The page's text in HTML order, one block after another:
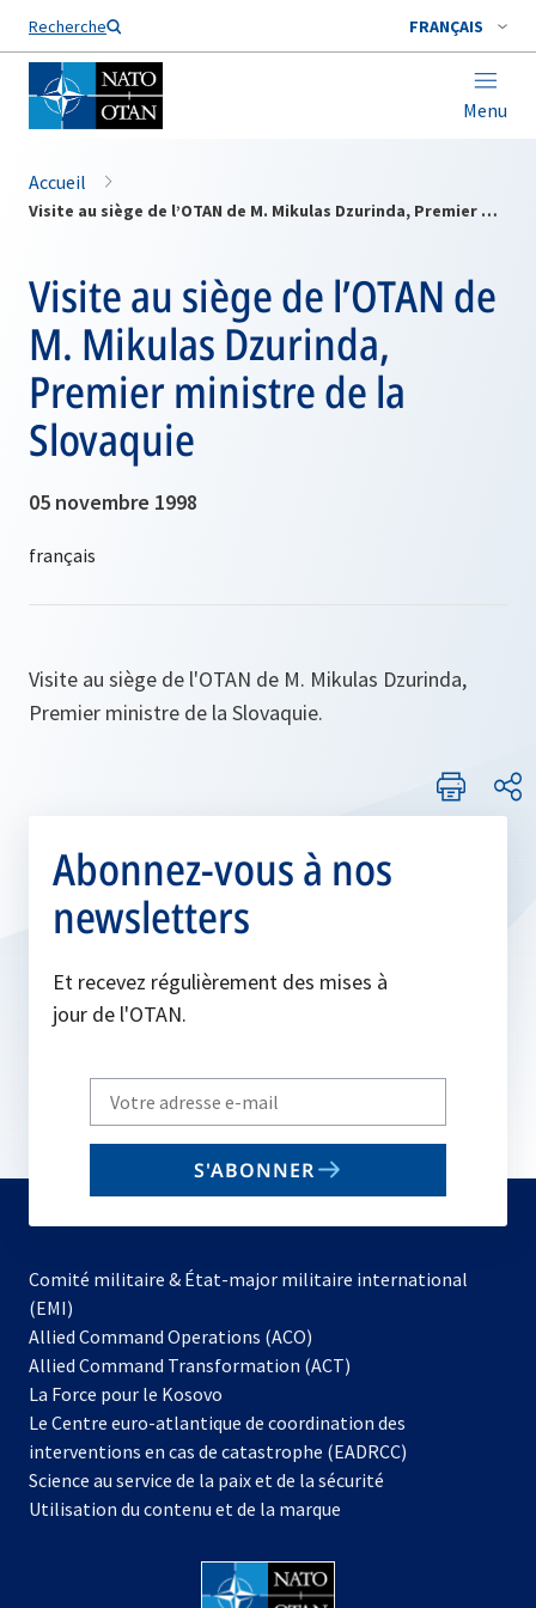
Recherche FRANÇAIS
Menu
Nom de famille*
Accueil
Visite au siège de l’OTAN de M. Mikulas Dzurinda, Premier ministre de la Slovaquie
Visite au siège de l’OTAN de
M. Mikulas Dzurinda,
Premier ministre de la
Slovaquie
05 novembre 1998
Visite au siège de l'OTAN de M. Mikulas Dzurinda,
Premier ministre de la Slovaquie.
Abonnez-vous à nos
newsletters
Et recevez régulièrement des mises à
jour de l'OTAN.
Write
your
email
S'ABONNER
Comité militaire & État-major militaire international
(EMI)
Allied Command Operations (ACO)
dans
nouvel
onglet
Allied Command Transformation (ACT)
La Force pour le Kosovo
dans
un
nouvel
onglet
Le Centre euro-atlantique de coordination des
interventions en cas de catastrophe (EADRCC)
Science au service de la paix et de la sécurité
Utilisation du contenu et de la marque